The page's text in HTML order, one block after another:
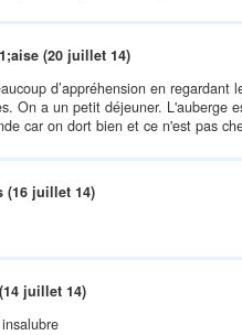
(20 juillet 14)
d’appréhension en
On a un petit déjeuner. L'auberge
car on dort bien et ce n'est pas
(16 juillet 14)
(14 juillet 14)